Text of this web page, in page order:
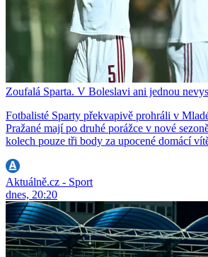
Zoufalá Sparta. V Boleslavi ani jednou
Fotbalisté Sparty překvapivě prohráli v
Pražané mají po druhé porážce v nové
kolech pouze tři body za upocené domácí
Aktuálně.cz - Sport
dnes, 20:20